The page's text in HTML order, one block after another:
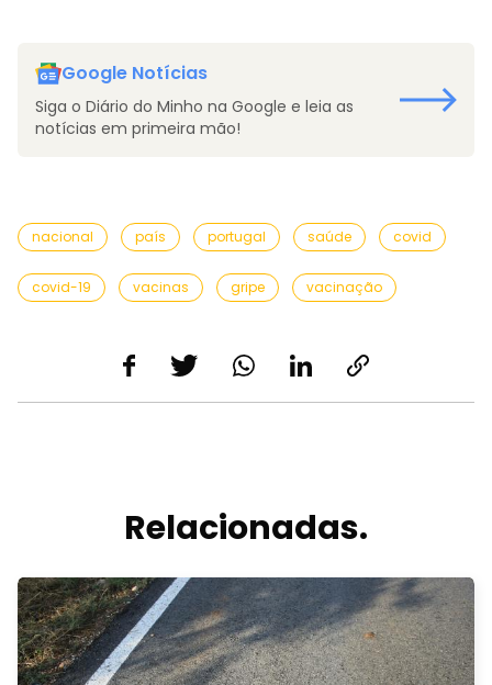
Google Notícias
Siga o Diário do Minho na Google e leia as
notícias em primeira mão!
nacional país portugal saúde covid
covid-19 vacinas gripe vacinação
Relacionadas.